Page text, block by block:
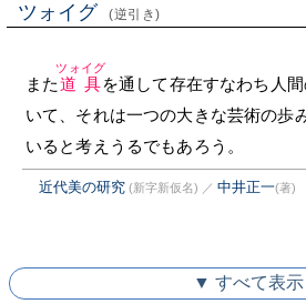
ツォイグ (逆引き)
また道具
ツォイグ
を通して存在すなわち人
いて、それは一つの大きな芸術の歩
いると考えうるでもあろう。
近代美の研究 (新字新仮名) ／ 中井正一(著)
▼ すべて表示